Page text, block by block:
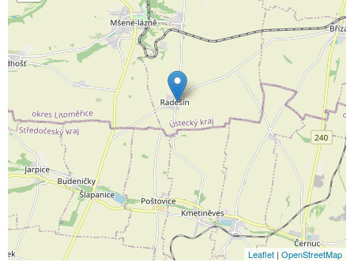
Leaflet | OpenStreetMap